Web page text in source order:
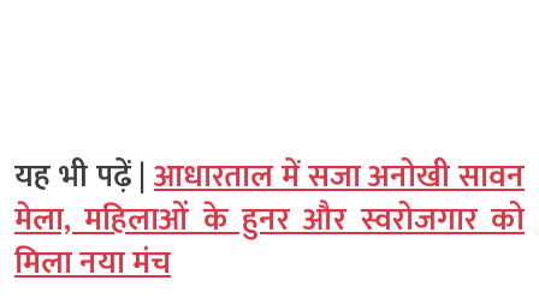
यह भी पढ़ें |आधारताल में सजा अनोखी सावन
मेला, महिलाओं के हुनर और स्वरोजगार को
मिला नया मंच